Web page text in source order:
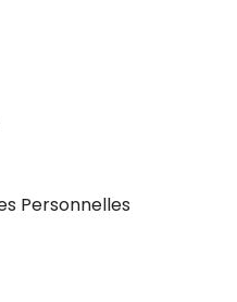
Personnelles